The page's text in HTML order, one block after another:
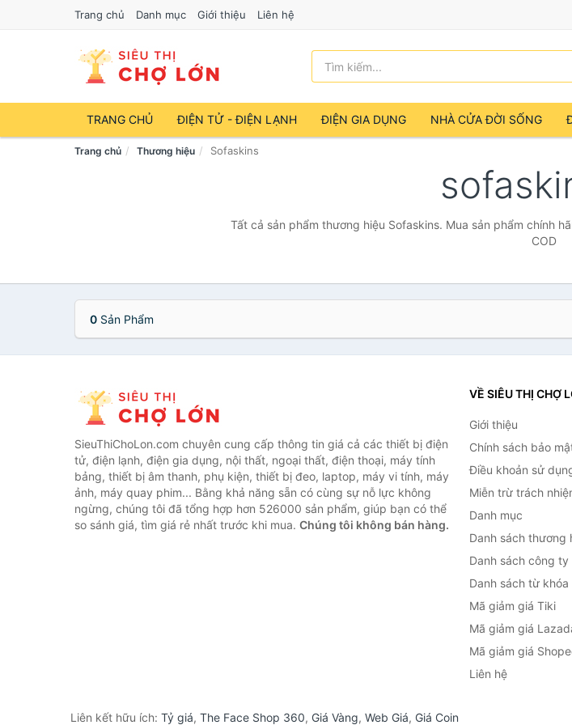
Trang chủ Danh mục Giới thiệu Liên hệ
TRANG CHỦ ĐIỆN TỬ - ĐIỆN LẠNH ĐIỆN GIA DỤNG NHÀ CỬA ĐỜI SỐNG
Trang chủ Thương hiệu Sofaskins
Tất cả sản phẩm thương hiệu Sofaskins. Mua sản phẩm chính
COD
0 Sản Phẩm
SieuThiChoLon.com chuyên cung cấp thông tin giá cả các thiết bị điện
tử, điện lạnh, điện gia dụng, nội thất, ngoại thất, điện thoại, máy tính
bảng, thiết bị âm thanh, phụ kiện, thiết bị đeo, laptop, máy vi tính, máy
ảnh, máy quay phim... Bằng khả năng sẵn có cùng sự nỗ lực không
ngừng, chúng tôi đã tổng hợp hơn 526000 sản phẩm, giúp bạn có thể
so sánh giá, tìm giá rẻ nhất trước khi mua. Chúng tôi không bán hàng.
VỀ SIÊU THỊ CHỢ
Giới thiệu
Chính sách bảo
Điều khoản sử
Miễn trừ trách
Danh mục
Danh sách thương
Danh sách công ty
Danh sách từ khóa
Mã giảm giá Tiki
Mã giảm giá
Mã giảm giá
Liên hệ
Liên kết hữu ích: Tỷ giá, The Face Shop 360, Giá Vàng, Web Giá, Giá Coin